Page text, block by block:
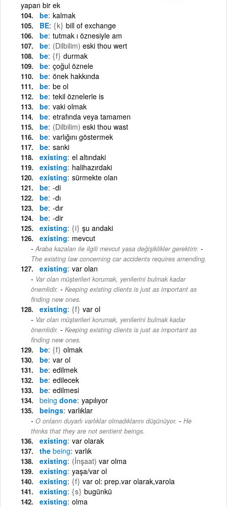
yapan bir ek
be kalmak
BE {k} bill of exchange
be tutmak ı öznesiyle am
be (Dilbilim) eski thou wert
be {f} durmak
be çoğul öznele
be önek hakkında
be be ol
be tekil öznelerle is
be vaki olmak
be etrafında veya tamamen
be (Dilbilim) eski thou wast
be varlığını göstermek
be sanki
existing el altındaki
existing halihazırdaki
existing sürmekte olan
be -di
be -dı
be -dır
be -dir
existing {i} şu andaki
existing mevcut
Araba kazaları ile ilgili mevcut yasa değişiklikler gerektirir. -
The existing law concerning car accidents requires amending.
existing var olan
Var olan müşterileri korumak, yenilerini bulmak kadar
önemlidir. - Keeping existing clients is just as important as
finding new ones.
existing {f} var ol
Var olan müşterileri korumak, yenilerini bulmak kadar
önemlidir. - Keeping existing clients is just as important as
finding new ones.
be {f} olmak
be var ol
be edilmek
be edilecek
be edilmesi
being done yapılıyor
beings varlıklar
O onların duyarlı varlıklar olmadıklarını düşünüyor. - He
thinks that they are not sentient beings.
existing var olarak
the being varlık
existing (İnşaat) var olma
existing yaşa/var ol
existing {f} var ol: prep.var olarak,varola
existing {s} bugünkü
existing olma